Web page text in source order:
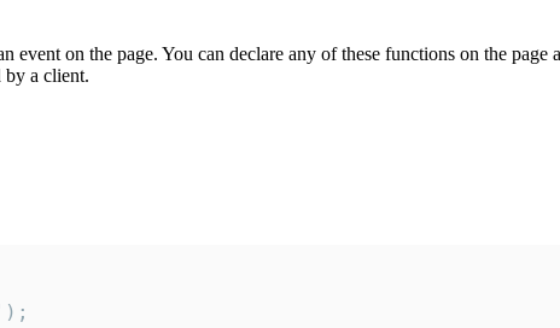
event on the page. You can declare any of these functions on the
by a client.